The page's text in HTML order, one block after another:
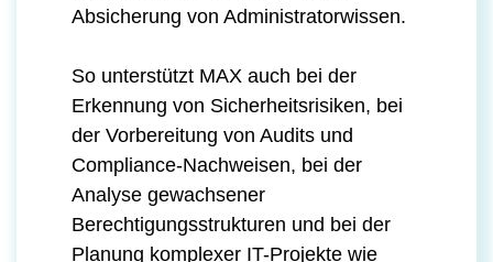
Absicherung von Administratorwissen.
So unterstützt MAX auch bei der
Erkennung von Sicherheitsrisiken, bei
der Vorbereitung von Audits und
Compliance-Nachweisen, bei der
Analyse gewachsener
Berechtigungsstrukturen und bei der
Planung komplexer IT-Projekte wie